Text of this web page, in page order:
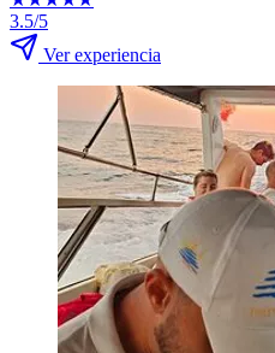
3.5/5
Ver experiencia